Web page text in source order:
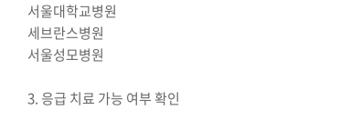
서울대학교병원
세브란스병원
서울성모병원
3. 응급 치료 가능 여부 확인